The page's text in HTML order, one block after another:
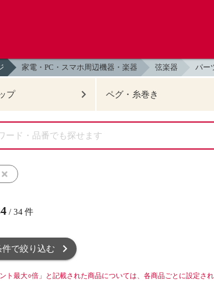
家電・PC・スマホ周辺機器・楽器 弦楽器 パー
プ ペグ・糸巻き
/ 34件
件で絞り込む
ント最大○倍」と記載された商品については、各商品ごとに設定さ